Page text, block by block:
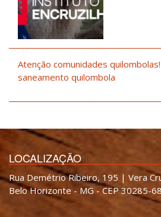
Atenção comunidades
saneamento quilombola
LOCALIZAÇÃO
Rua Demétrio Ribeiro, 195 | Vera
Belo Horizonte - MG - CEP 30285-